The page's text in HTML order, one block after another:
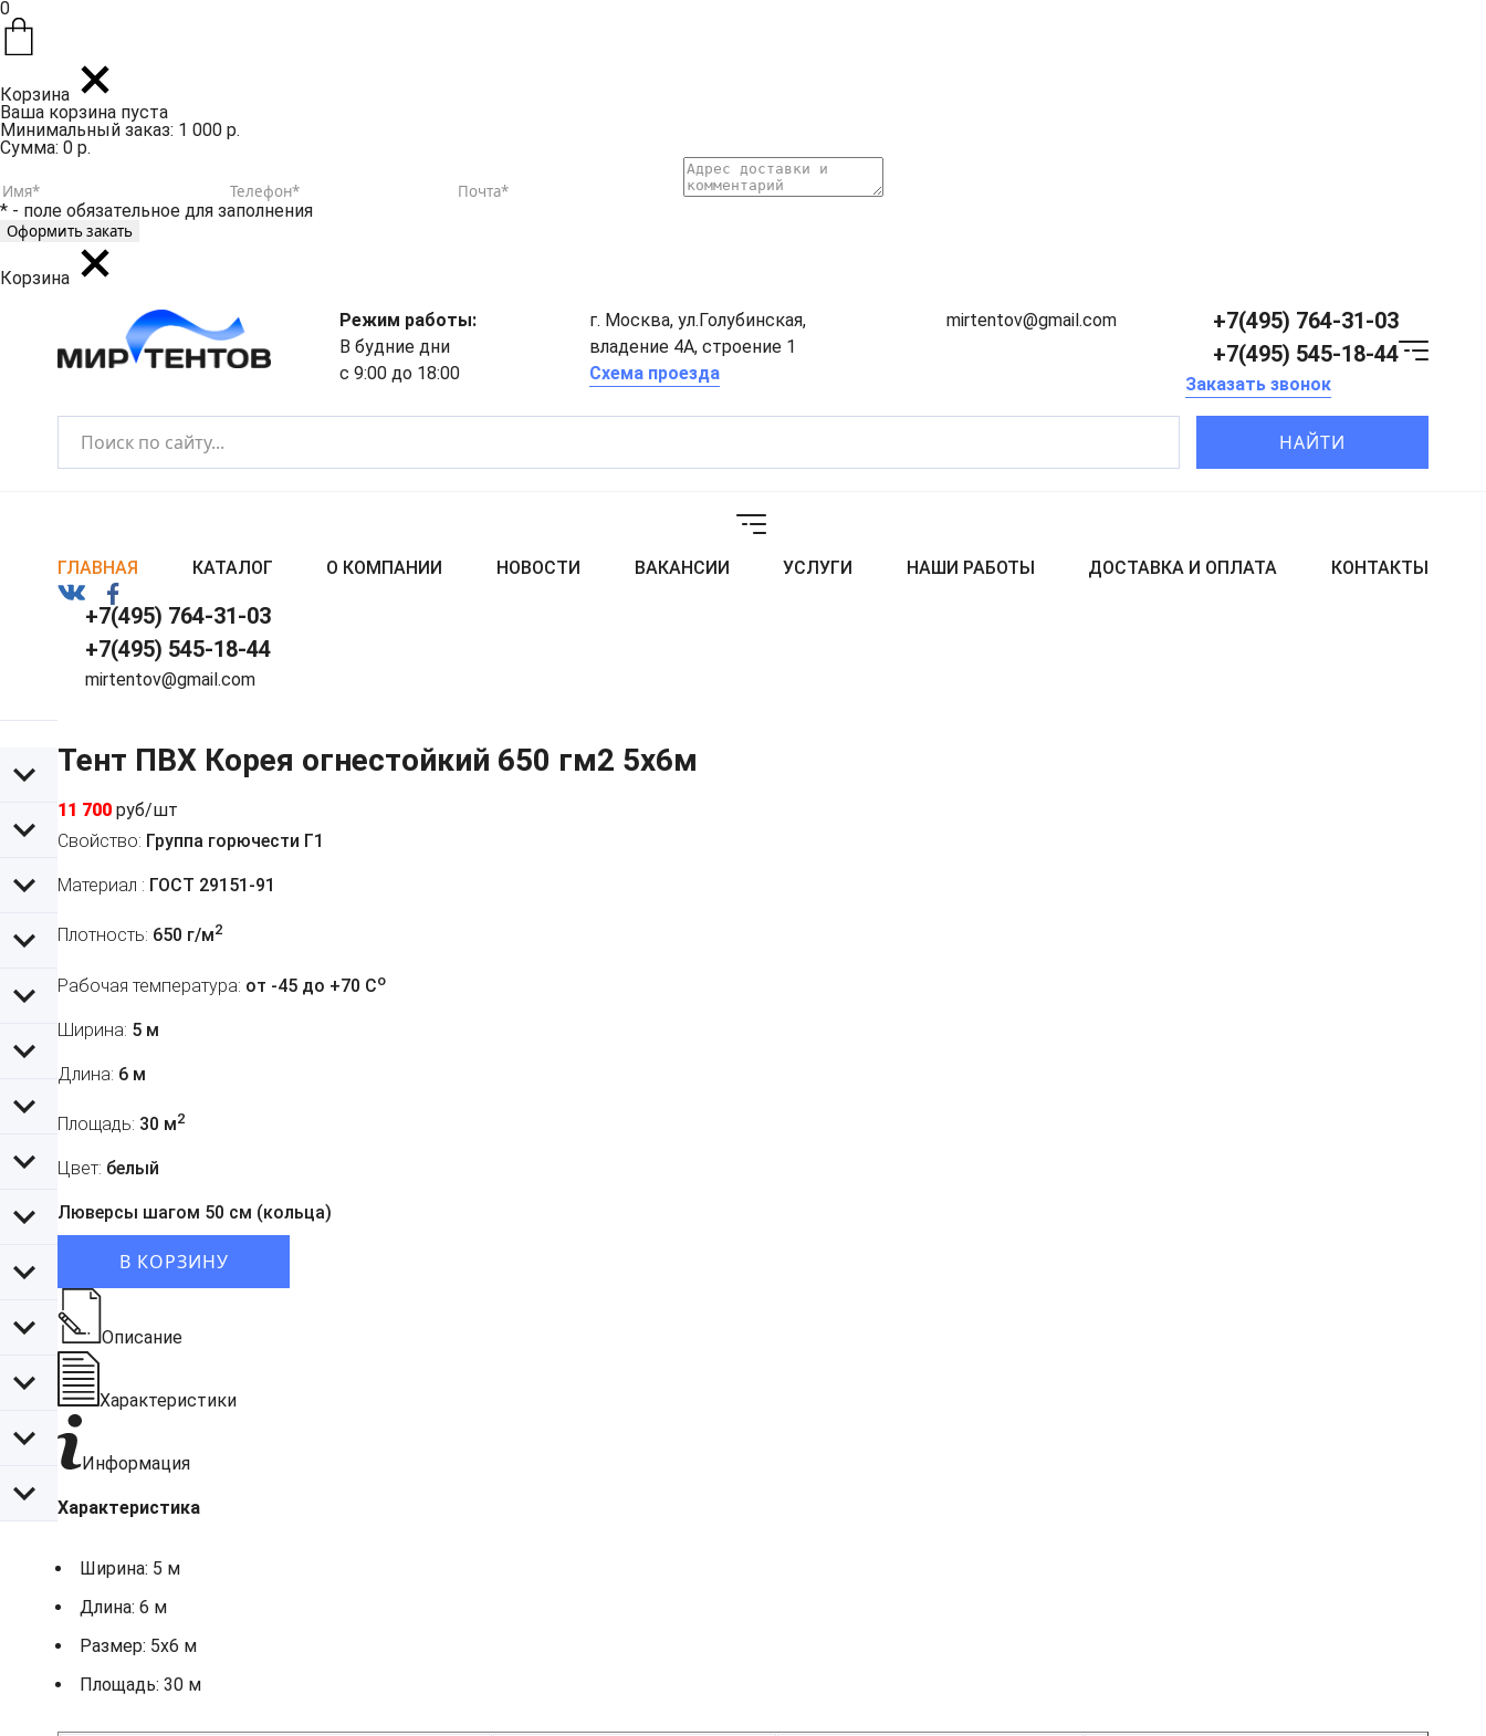
0
Корзина
Ваша корзина пуста
Минимальный заказ: 1 000 р.
Сумма: 0 р.
* - поле обязательное для заполнения
Корзина
Режим работы:
В будние дни
с 9:00 до 18:00
г. Москва, ул.Голубинская,
владение 4А, строение 1
Схема проезда
mirtentov@gmail.com
+7(495) 764-31-03
+7(495) 545-18-44
Заказать звонок
НАЙТИ
ГЛАВНАЯ КАТАЛОГ О КОМПАНИИ НОВОСТИ ВАКАНСИИ УСЛУГИ НАШИ РАБОТЫ ДОСТАВКА И ОПЛАТА КОНТАКТЫ
+7(495) 764-31-03
+7(495) 545-18-44
mirtentov@gmail.com
Тент ПВХ Корея огнестойкий 650 гм2 5х6м
11 700 руб/шт
Свойство: Группа горючести Г1
Материал : ГОСТ 29151-91
Плотность: 650 г/м2
Рабочая температура: от -45 до +70 Co
Ширина: 5 м
Длина: 6 м
Площадь: 30 м2
Цвет: белый
Люверсы шагом 50 см (кольца)
В КОРЗИНУ
Описание
Характеристики
Информация
Характеристика
Ширина: 5 м
Длина: 6 м
Размер: 5х6 м
Площадь: 30 м